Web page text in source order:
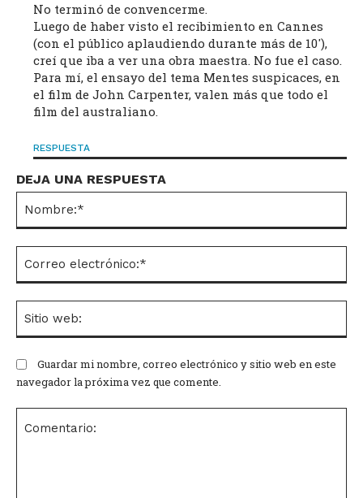
No terminó de convencerme.
Luego de haber visto el recibimiento en Cannes
(con el público aplaudiendo durante más de 10′),
creí que iba a ver una obra maestra. No fue el caso.
Para mí, el ensayo del tema Mentes suspicaces, en
el film de John Carpenter, valen más que todo el
film del australiano.
RESPUESTA
DEJA UNA RESPUESTA
Guardar mi nombre, correo electrónico y sitio web en este
navegador la próxima vez que comente.